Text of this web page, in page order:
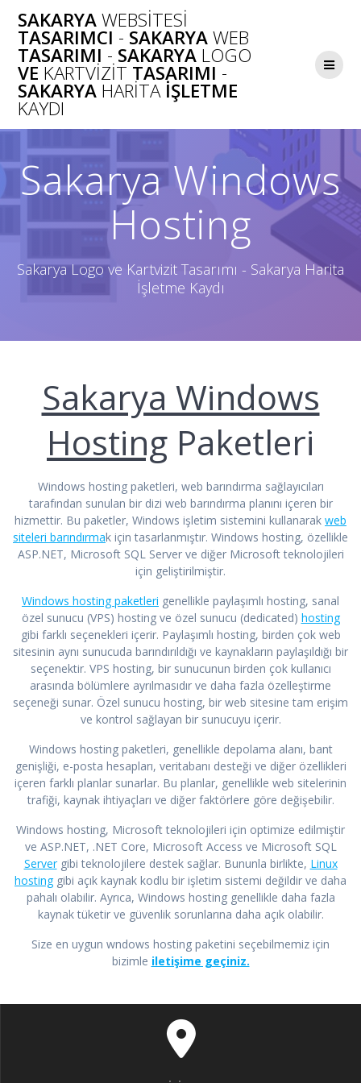
Skip
to
content
SAKARYAWEBSITESI
TASARIMCI - SAKARYAWEB
TASARIMI - SAKARYA LOGO
VE KARTVIZIT TASARIMI -
SAKARYA HARITAİŞLETME
KAYDI
Sakarya Windows
Hosting
Sakarya Logo ve Kartvizit Tasarımı - Sakarya Harita
İşletme Kaydı
Sakarya Windows
Hosting Paketleri
Windows hosting paketleri, web barındırma sağlayıcıları
tarafından sunulan bir dizi web barındırma planını içeren bir
hizmettir. Bu paketler, Windows işletim sistemini kullanarak web
siteleri barındırmak için tasarlanmıştır. Windows hosting, özellikle
ASP.NET, Microsoft SQL Server ve diğer Microsoft teknolojileri
için geliştirilmiştir.
Windows hosting paketleri genellikle paylaşımlı hosting, sanal
özel sunucu (VPS) hosting ve özel sunucu (dedicated) hosting
gibi farklı seçenekleri içerir. Paylaşımlı hosting, birden çok web
sitesinin aynı sunucuda barındırıldığı ve kaynakların paylaşıldığı bir
seçenektir. VPS hosting, bir sunucunun birden çok kullanıcı
arasında bölümlere ayrılmasıdır ve daha fazla özelleştirme
seçeneği sunar. Özel sunucu hosting, bir web sitesine tam erişim
ve kontrol sağlayan bir sunucuyu içerir.
Windows hosting paketleri, genellikle depolama alanı, bant
genişliği, e-posta hesapları, veritabanı desteği ve diğer özellikleri
içeren farklı planlar sunarlar. Bu planlar, genellikle web sitelerinin
trafiği, kaynak ihtiyaçları ve diğer faktörlere göre değişebilir.
Windows hosting, Microsoft teknolojileri için optimize edilmiştir
ve ASP.NET, .NET Core, Microsoft Access ve Microsoft SQL
Servergibi teknolojilere destek sağlar. Bununla birlikte, Linux
hostinggibi açık kaynak kodlu bir işletim sistemi değildir ve daha
pahalı olabilir. Ayrıca, Windows hosting genellikle daha fazla
kaynak tüketir ve güvenlik sorunlarına daha açık olabilir.
Size en uygun wndows hosting paketini seçebilmemiz için
bizimle iletişime geçiniz.